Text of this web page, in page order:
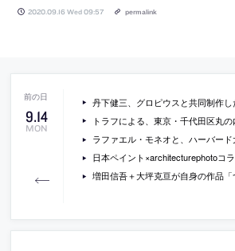
2020.09.16 Wed 09:57 permalink
9.14
MON
丹下健三、グロピウスと共同制作した桂離宮の書籍などでも建築業界で知られている写真家 石元泰博の、東京オペラシ
トラフによる、東京・千代田区丸の内の、店舗「
ラファエル・モネオと、ハーバード大学GSD学科長 サラ・ホワイティングによる、建築教育をテーマと
日本ペイント×architecturephotoコラボレーション企画 “色彩にまつわる設計手法” / 第1回
増田信吾＋大坪克亘が自身の作品「つなぎの小屋」を訪問して現地で作品解説をしている動画。